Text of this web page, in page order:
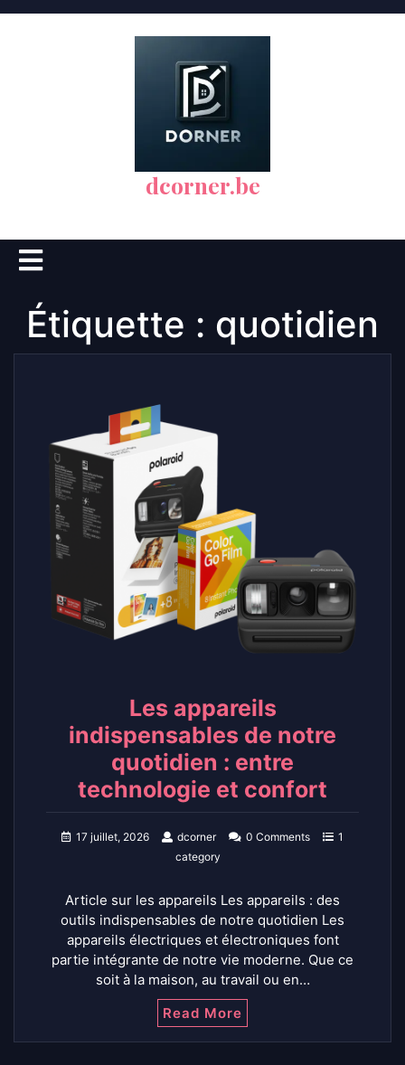
dcorner.be
Open
Button
Étiquette : quotidien
Les appareils
indispensables de notre
quotidien : entre
technologie et confort
17 juillet, 2026 dcorner 0 Comments
1
category
Article sur les appareils Les appareils : des
outils indispensables de notre quotidien Les
appareils électriques et électroniques font
partie intégrante de notre vie moderne. Que ce
soit à la maison, au travail ou en…
Read More